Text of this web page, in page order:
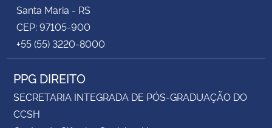
Santa Maria - RS
CEP: 97105-900
+55 (55) 3220-8000
PPG DIREITO
SECRETARIA INTEGRADA DE PÓS-GRADUAÇÃO DO
CCSH